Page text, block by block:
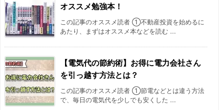
オススメ勉強本！
この記事のオススメ読者 ①不動産投資を始めるに
あたり、まずはオススメ本などを読む ...
【電気代の節約術】お得に電力会社さん
を引っ越す方法とは？
この記事のオススメ読者 ①節電などとは違う方法
で、毎日の電気代を少しでも安くした ...